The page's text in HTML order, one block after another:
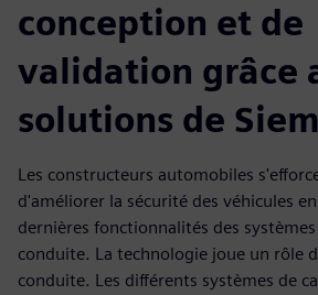
conception et de
validation grâce
solutions de
Les constructeurs automobiles
d'améliorer la sécurité des véhicules
dernières fonctionnalités des systèmes
conduite. La technologie joue un rôle
conduite. Les différents systèmes de